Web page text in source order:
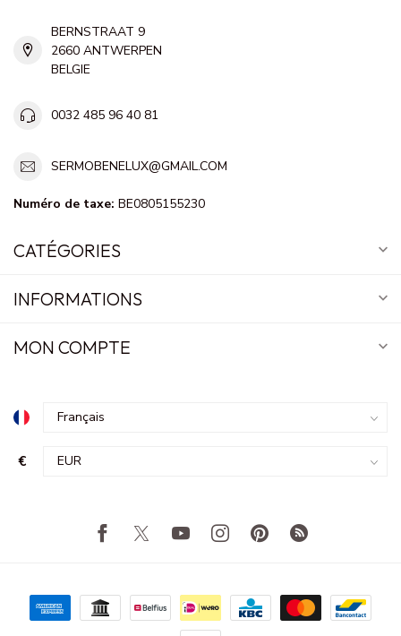
BERNSTRAAT 9
2660 ANTWERPEN
BELGIE
0032 485 96 40 81
SERMOBENELUX@GMAIL.COM
Numéro de taxe: BE0805155230
CATÉGORIES
INFORMATIONS
MON COMPTE
€